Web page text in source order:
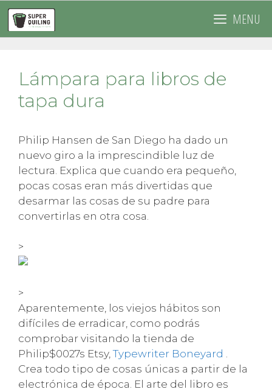
Saltar
contenido
MENU
Lámpara para libros de
tapa dura
Philip Hansen de San Diego ha dado un
nuevo giro a la imprescindible luz de
lectura. Explica que cuando era pequeño,
pocas cosas eran más divertidas que
desarmar las cosas de su padre para
convertirlas en otra cosa.
>
>
Aparentemente, los viejos hábitos son
difíciles de erradicar, como podrás
comprobar visitando la tienda de
Philip$0027s Etsy,Typewriter Boneyard
Crea todo tipo de cosas únicas a partir de la
electrónica de época. El arte del libro es